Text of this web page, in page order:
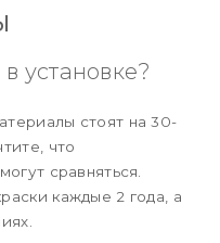
установке?
стоят на 30-
что
сравняться.
каждые 2 года, а